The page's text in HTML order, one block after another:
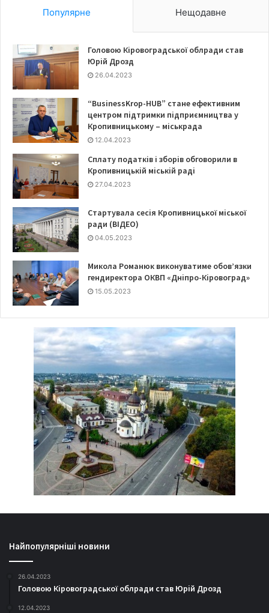
Популярне Нещодавне
Головою Кіровоградської облради став
Юрій Дрозд
26.04.2023
“BusinessKrop-HUB” стане ефективним
центром підтримки підприємництва у
Кропивницькому – міськрада
12.04.2023
Сплату податків і зборів обговорили в
Кропивницькій міській раді
27.04.2023
Стартувала сесія Кропивницької міської
ради (ВІДЕО)
04.05.2023
Микола Романюк виконуватиме обов’язки
гендиректора ОКВП «Дніпро-Кіровоград»
15.05.2023
Найпопулярніші новини
26.04.2023
Головою Кіровоградської облради став Юрій Дрозд
12.04.2023